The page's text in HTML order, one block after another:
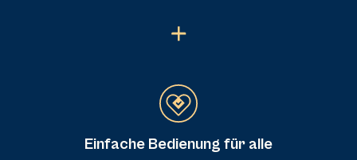
Einfache Bedienung für alle